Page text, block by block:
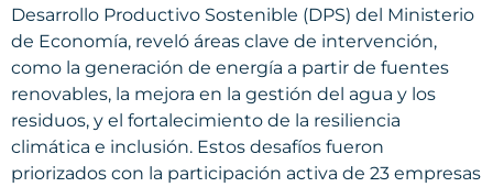
Desarrollo Productivo Sostenible (DPS) del Ministerio
de Economía, reveló áreas clave de intervención,
como la generación de energía a partir de fuentes
renovables, la mejora en la gestión del agua y los
residuos, y el fortalecimiento de la resiliencia
climática e inclusión. Estos desafíos fueron
priorizados con la participación activa de 23 empresas